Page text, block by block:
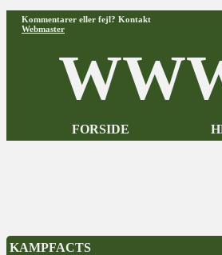
Kommentarer eller fejl? Kontakt
Webmaster
FORSIDE
KAMPFACTS